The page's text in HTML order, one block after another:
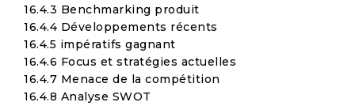
16.4.3 Benchmarking produit
16.4.4 Développements récents
16.4.5 impératifs gagnant
16.4.6 Focus et stratégies actuelles
16.4.7 Menace de la compétition
16.4.8 Analyse SWOT